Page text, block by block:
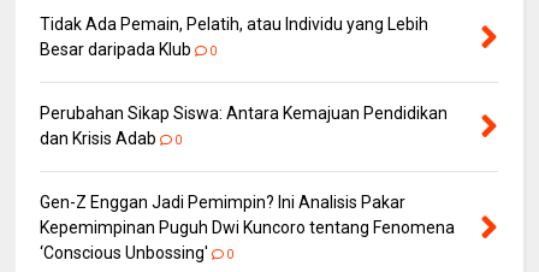
Tidak Ada Pemain, Pelatih, atau Individu yang Lebih
Besar daripada Klub
0
Perubahan Sikap Siswa: Antara Kemajuan Pendidikan
dan Krisis Adab
0
Gen-Z Enggan Jadi Pemimpin? Ini Analisis Pakar
Kepemimpinan Puguh Dwi Kuncoro tentang Fenomena
‘Conscious Unbossing'
0